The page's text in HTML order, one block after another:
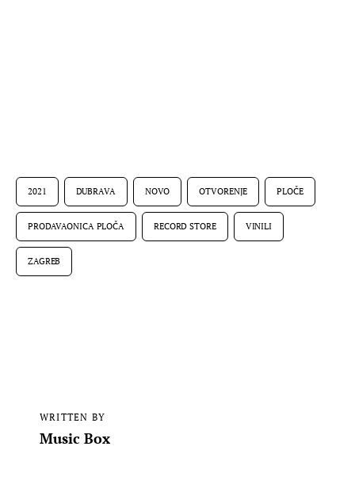
2021 DUBRAVA NOVO OTVORENJE PLOČE
PRODAVAONICA PLOČA RECORD STORE VINILI
ZAGREB
WRITTEN BY
Music Box